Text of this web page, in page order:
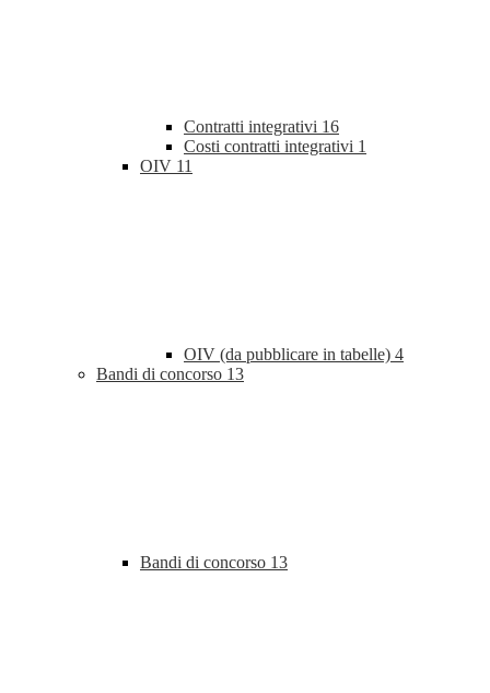
Contratti integrativi 16
Costi contratti integrativi 1
OIV 11
OIV (da pubblicare in tabelle) 4
Bandi di concorso 13
Bandi di concorso 13